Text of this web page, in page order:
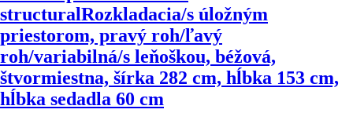
structuralRozkladacia/s úložným
priestorom, pravý roh/ľavý
roh/variabilná/s leňoškou, béžová,
štvormiestna, šírka 282 cm, hĺbka 153 cm,
hĺbka sedadla 60 cm